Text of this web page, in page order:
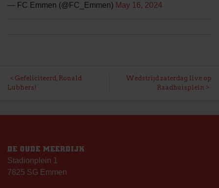
— FC Emmen (@FC_Emmen) May 16, 2024
BERICHT
Gefeliciteerd, Ronald
Lubbers!
Wedstrijd zaterdag live op
Raadhuisplein
DE OUDE MEERDIJK
Stadionplein 1
7825 SG Emmen